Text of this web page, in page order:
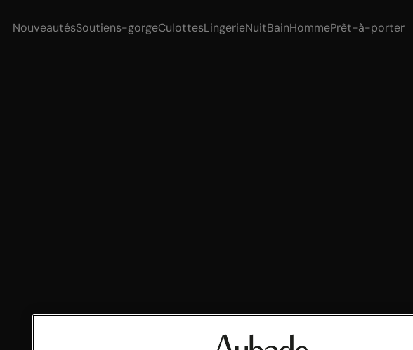
NouveautésSoutiens-gorgeCulottesLingerieNuitBainHommePrêt-à-porter